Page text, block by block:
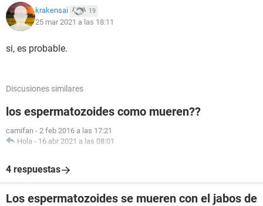
krakensai 19
25 mar 2021 a las 18:11
si, es probable.
Discusiones similares
los espermatozoides como mueren??
camifan - 2 feb 2016 a las 17:21
Hola - 16 abr 2021 a las 08:01
4 respuestas
Los espermatozoides se mueren con el jabos de